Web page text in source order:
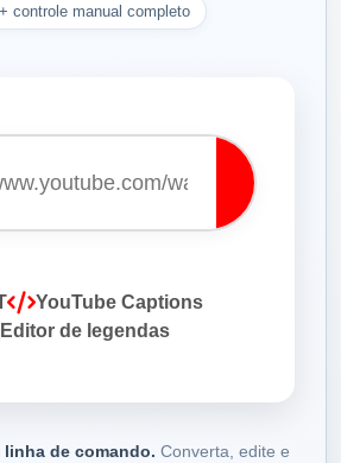
controle manual completo
YouTube Captions
Editor de legendas
de comando. Converta, edite e